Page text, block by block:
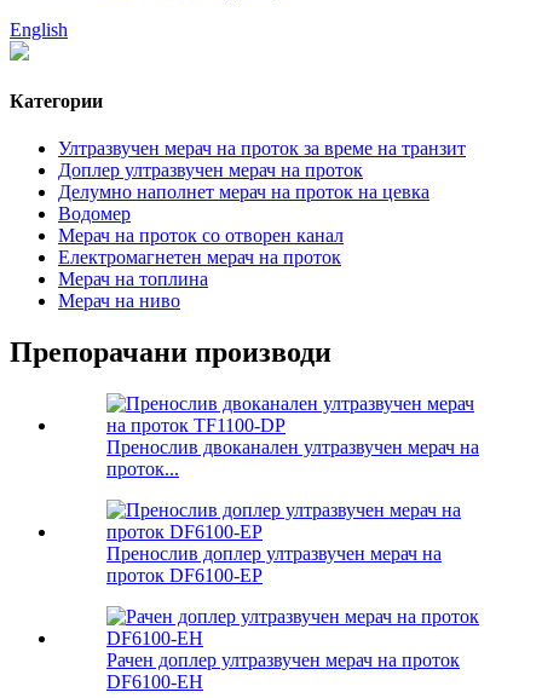
English
Категории
Ултразвучен мерач на проток за време на транзит
Доплер ултразвучен мерач на проток
Делумно наполнет мерач на проток на цевка
Водомер
Мерач на проток со отворен канал
Електромагнетен мерач на проток
Мерач на топлина
Мерач на ниво
Препорачани производи
Пренослив двоканален ултразвучен мерач на
проток...
Пренослив доплер ултразвучен мерач на
проток DF6100-EP
Рачен доплер ултразвучен мерач на проток
DF6100-EH